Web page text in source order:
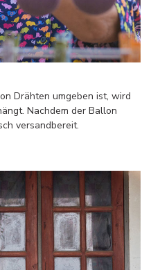
Drähten umgeben ist, wird
Nachdem der Ballon
versandbereit.